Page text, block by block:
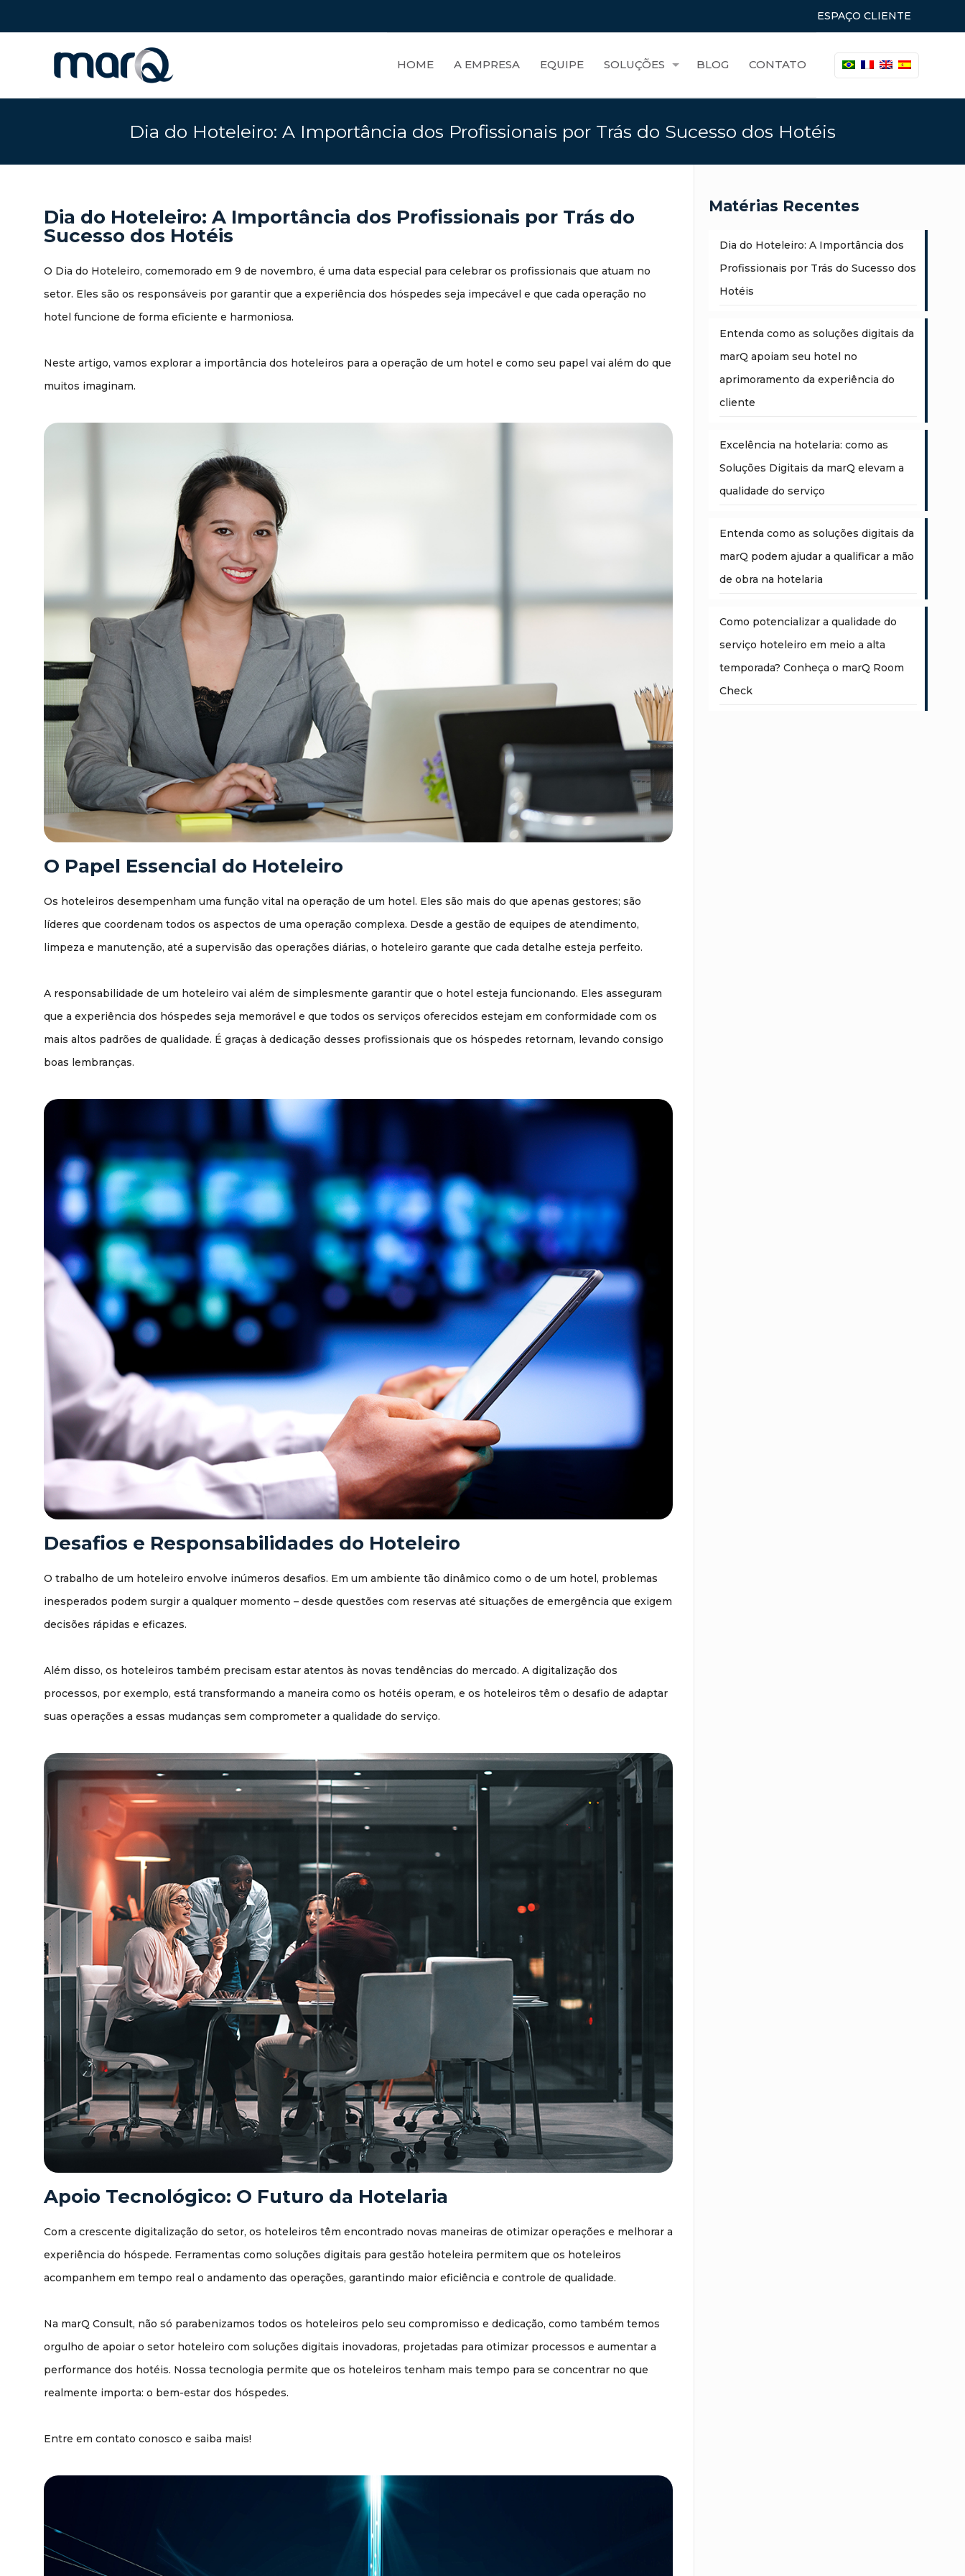
ESPAÇO CLIENTE
HOME A EMPRESA EQUIPE SOLUÇÕES BLOG CONTATO
Dia do Hoteleiro: A Importância dos Profissionais por Trás do Sucesso dos Hotéis
Dia do Hoteleiro: A Importância dos Profissionais por Trás do
Sucesso dos Hotéis
O Dia do Hoteleiro, comemorado em 9 de novembro, é uma data especial para celebrar os profissionais que atuam no
setor. Eles são os responsáveis por garantir que a experiência dos hóspedes seja impecável e que cada operação no
hotel funcione de forma eficiente e harmoniosa.
Neste artigo, vamos explorar a importância dos hoteleiros para a operação de um hotel e como seu papel vai além do que
muitos imaginam.
O Papel Essencial do Hoteleiro
Os hoteleiros desempenham uma função vital na operação de um hotel. Eles são mais do que apenas gestores; são
líderes que coordenam todos os aspectos de uma operação complexa. Desde a gestão de equipes de atendimento,
limpeza e manutenção, até a supervisão das operações diárias, o hoteleiro garante que cada detalhe esteja perfeito.
A responsabilidade de um hoteleiro vai além de simplesmente garantir que o hotel esteja funcionando. Eles asseguram
que a experiência dos hóspedes seja memorável e que todos os serviços oferecidos estejam em conformidade com os
mais altos padrões de qualidade. É graças à dedicação desses profissionais que os hóspedes retornam, levando consigo
boas lembranças.
Desafios e Responsabilidades do Hoteleiro
O trabalho de um hoteleiro envolve inúmeros desafios. Em um ambiente tão dinâmico como o de um hotel, problemas
inesperados podem surgir a qualquer momento – desde questões com reservas até situações de emergência que exigem
decisões rápidas e eficazes.
Além disso, os hoteleiros também precisam estar atentos às novas tendências do mercado. A digitalização dos
processos, por exemplo, está transformando a maneira como os hotéis operam, e os hoteleiros têm o desafio de adaptar
suas operações a essas mudanças sem comprometer a qualidade do serviço.
Apoio Tecnológico: O Futuro da Hotelaria
Com a crescente digitalização do setor, os hoteleiros têm encontrado novas maneiras de otimizar operações e melhorar a
experiência do hóspede. Ferramentas como soluções digitais para gestão hoteleira permitem que os hoteleiros
acompanhem em tempo real o andamento das operações, garantindo maior eficiência e controle de qualidade.
Na marQ Consult, não só parabenizamos todos os hoteleiros pelo seu compromisso e dedicação, como também temos
orgulho de apoiar o setor hoteleiro com soluções digitais inovadoras, projetadas para otimizar processos e aumentar a
performance dos hotéis. Nossa tecnologia permite que os hoteleiros tenham mais tempo para se concentrar no que
realmente importa: o bem-estar dos hóspedes.
Entre em contato conosco e saiba mais!
Matérias Recentes
Dia do Hoteleiro: A Importância dos
Profissionais por Trás do Sucesso dos
Hotéis
Entenda como as soluções digitais da
marQ apoiam seu hotel no
aprimoramento da experiência do
cliente
Excelência na hotelaria: como as
Soluções Digitais da marQ elevam a
qualidade do serviço
Entenda como as soluções digitais da
marQ podem ajudar a qualificar a mão
de obra na hotelaria
Como potencializar a qualidade do
serviço hoteleiro em meio a alta
temporada? Conheça o marQ Room
Check